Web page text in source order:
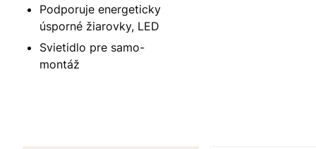
Podporuje energeticky
úsporné žiarovky, LED
Svietidlo pre samo-
montáž